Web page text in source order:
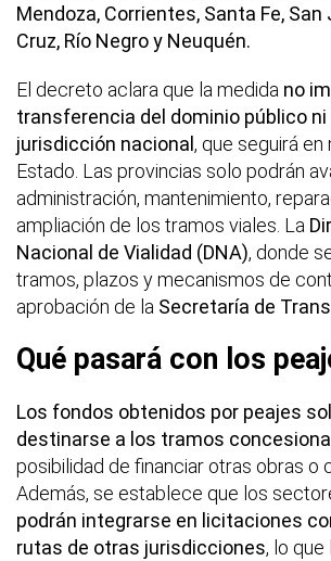
Mendoza, Corrientes, Santa Fe, San
Cruz, Río Negro y Neuquén.
El decreto aclara que la medida no
transferencia del dominio público ni
jurisdicción nacional, que seguirá en
Estado. Las provincias solo podrán
administración, mantenimiento,
ampliación de los tramos viales. La
Nacional de Vialidad (DNA), donde
tramos, plazos y mecanismos de
aprobación de la Secretaría de
Qué pasará con los
Los fondos obtenidos por peajes
destinarse a los tramos
posibilidad de financiar otras obras o
Además, se establece que los
podrán integrarse en licitaciones
rutas de otras jurisdicciones, lo que